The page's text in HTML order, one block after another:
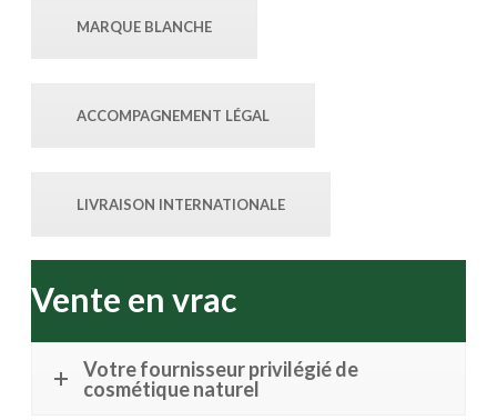
MARQUE BLANCHE
ACCOMPAGNEMENT LÉGAL
LIVRAISON INTERNATIONALE
Vente en vrac
Votre fournisseur privilégié de
cosmétique naturel